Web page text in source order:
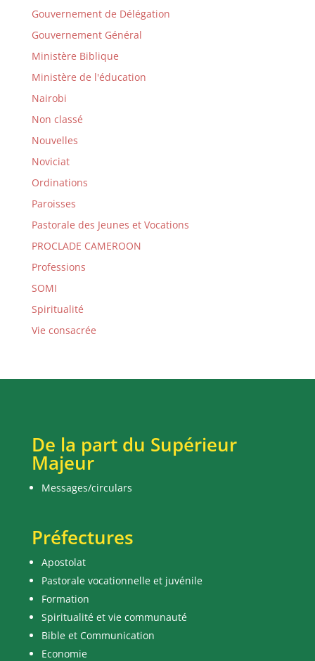
Gouvernement de Délégation
Gouvernement Général
Ministère Biblique
Ministère de l'éducation
Nairobi
Non classé
Nouvelles
Noviciat
Ordinations
Paroisses
Pastorale des Jeunes et Vocations
PROCLADE CAMEROON
Professions
SOMI
Spiritualité
Vie consacrée
De la part du Supérieur
Majeur
Messages/circulars
Préfectures
Apostolat
Pastorale vocationnelle et juvénile
Formation
Spiritualité et vie communauté
Bible et Communication
Economie